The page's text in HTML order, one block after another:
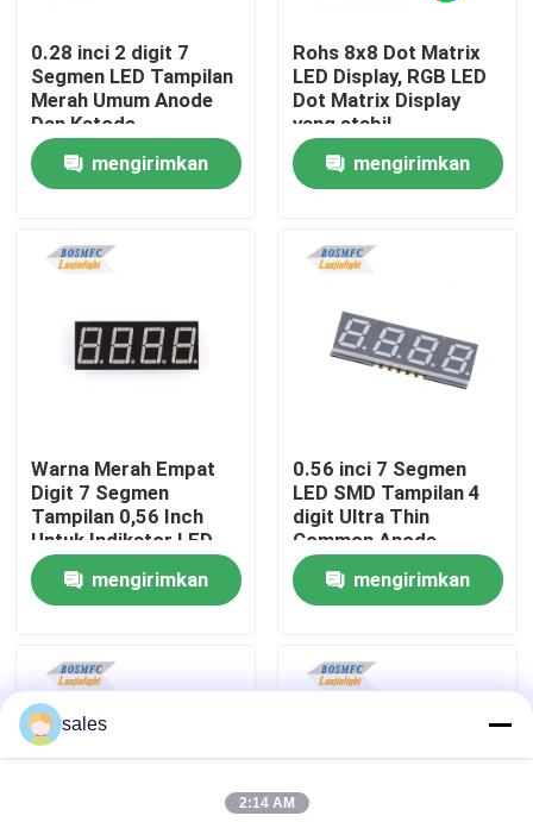
Rumah
Tampilan VR
Wisata pabrik
Kontrol kualitas
Hubungi kami
Berita
0.28 inci 2 digit 7
Segmen LED Tampilan
Merah Umum Anode
Dan Katode
mengirimkan
Rohs 8x8 Dot Matrix
LED Display, RGB LED
Dot Matrix Display
yang stabil
mengirimkan
Warna Merah Empat
Digit 7 Segmen
Tampilan 0,56 Inch
Untuk Indikator LED
mengirimkan
0.56 inci 7 Segmen
LED SMD Tampilan 4
digit Ultra Thin
Common Anode
mengirimkan
sales
2:14 AM